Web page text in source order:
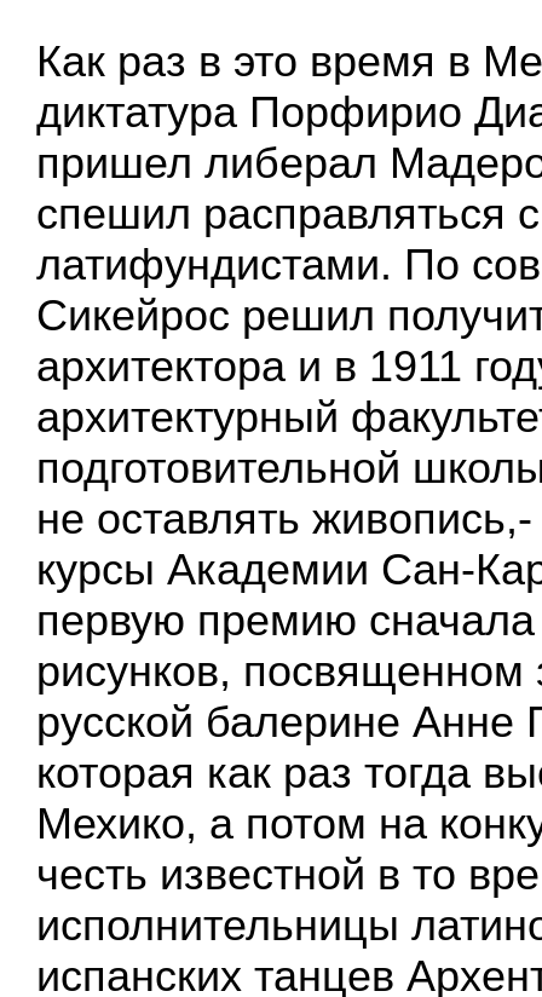
Как раз в это время в
диктатура Порфирио
пришел либерал
спешил расправляться с
латифундистами. По
Сикейрос решил
архитектора и в 1911
архитектурный
подготовительной
не оставлять
курсы Академии Сан-
первую премию сначала
рисунков, посвященном
русской балерине Анне
которая как раз тогда
Мехико, а потом на
честь известной в то
исполнительницы
испанских танцев